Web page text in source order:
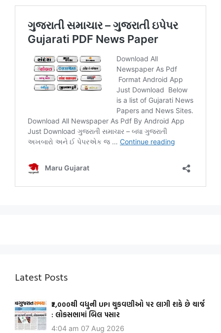
Latest Posts
₹2,000થી વધુની UPI ચુકવણીઓ પર લાગી શકે છે ચાર્જ
: લોકસભામાં બિલ પસાર
4:04 am 07 Aug 2026